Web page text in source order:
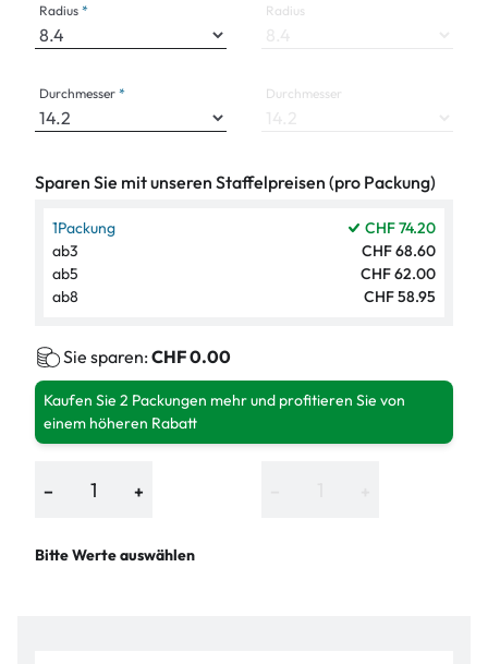
Radius
Durchmesser
Radius
Durchmesser
Sparen Sie mit unseren Staffelpreisen (pro Packung)
1Packung
CHF 74.20
ab3
CHF 68.60
ab5
CHF 62.00
ab8 CHF 58.95
Sie sparen: CHF 0.00
Kaufen Sie 2 Packungen mehr und profitieren Sie von
einem höheren Rabatt
− +
Bitte Werte auswählen